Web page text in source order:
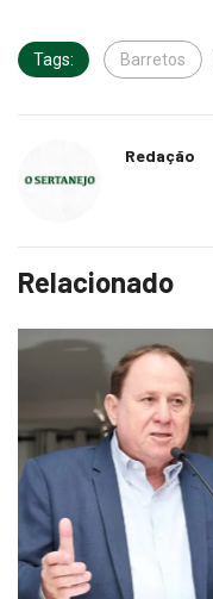
Tags: Barretos
Redação
Relacionado